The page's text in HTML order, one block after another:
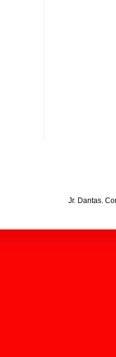
Jr. Dantas.